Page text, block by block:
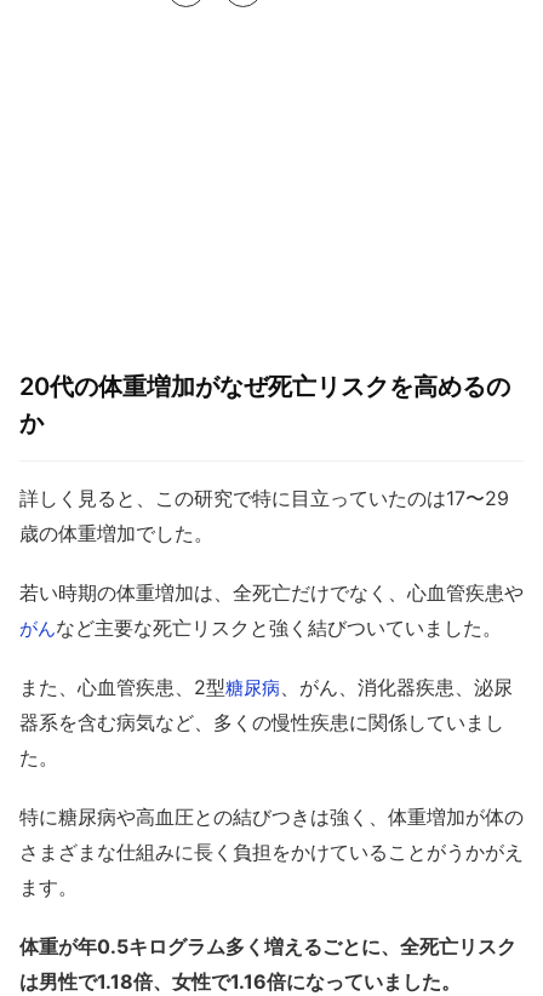
20代の体重増加がなぜ死亡リスクを高めるの
か
詳しく見ると、この研究で特に目立っていたのは17〜29
歳の体重増加でした。
若い時期の体重増加は、全死亡だけでなく、心血管疾患や
がんなど主要な死亡リスクと強く結びついていました。
また、心血管疾患、2型糖尿病、がん、消化器疾患、泌尿
器系を含む病気など、多くの慢性疾患に関係していまし
た。
特に糖尿病や高血圧との結びつきは強く、体重増加が体の
さまざまな仕組みに長く負担をかけていることがうかがえ
ます。
体重が年0.5キログラム多く増えるごとに、全死亡リスク
は男性で1.18倍、女性で1.16倍になっていました。